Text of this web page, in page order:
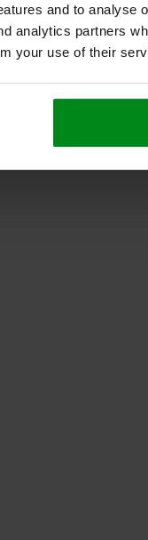
and to analyse
analytics partners
your use of their